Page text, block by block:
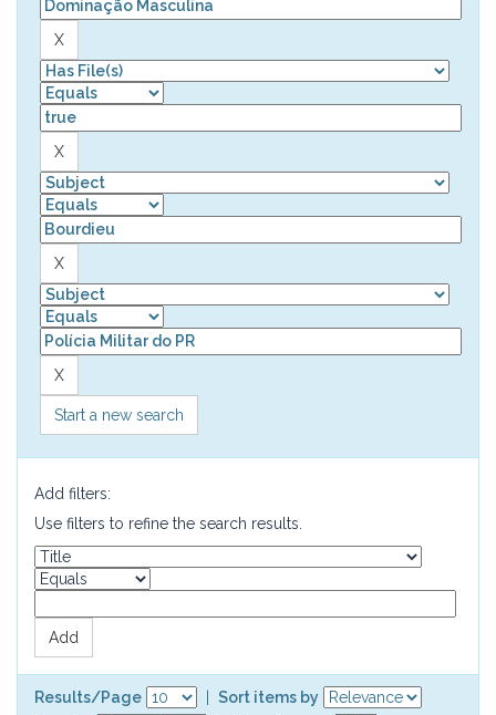
Start a new search
Add filters:
Use filters to refine the search results.
Results/Page
Sort items by